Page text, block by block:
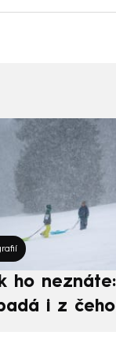
ho
i z